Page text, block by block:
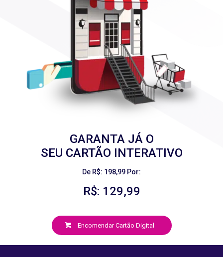
GARANTA JÁ O
SEU CARTÃO INTERATIVO
De R$: 198,99 Por:
R$: 129,99
Encomendar Cartão Digital